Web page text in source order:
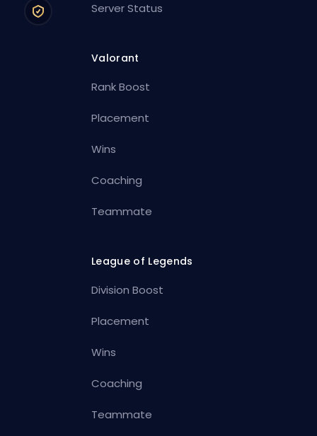
Server Status
Valorant
Rank Boost
Placement
Wins
Coaching
Teammate
League of Legends
Division Boost
Placement
Wins
Coaching
Teammate